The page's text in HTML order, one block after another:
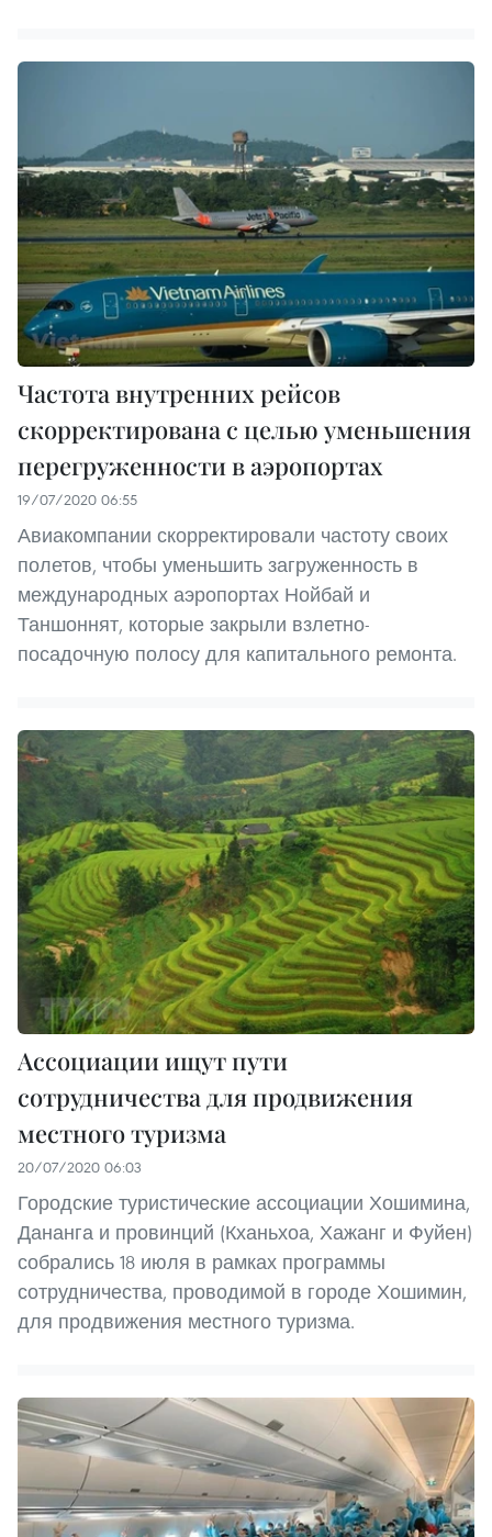
Частота внутренних рейсов
скорректирована с целью уменьшения
перегруженности в аэропортах
19/07/2020 06:55
Авиакомпании скорректировали частоту своих
полетов, чтобы уменьшить загруженность в
международных аэропортах Нойбай и
Таншоннят, которые закрыли взлетно-
посадочную полосу для капитального ремонта.
Ассоциации ищут пути
сотрудничества для продвижения
местного туризма
20/07/2020 06:03
Городские туристические ассоциации Хошимина,
Дананга и провинций (Кханьхоа, Хажанг и Фуйен)
собрались 18 июля в рамках программы
сотрудничества, проводимой в городе Хошимин,
для продвижения местного туризма.